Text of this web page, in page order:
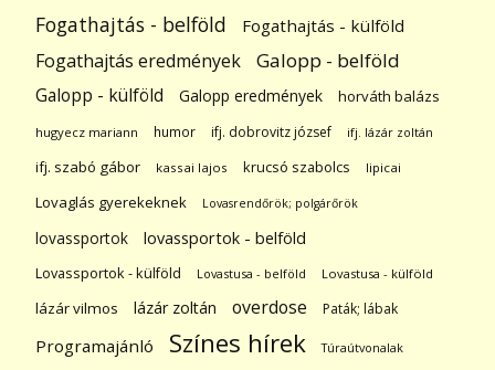
Fogathajtás - belföld Fogathajtás - külföld
Fogathajtás eredmények Galopp - belföld
Galopp - külföld Galopp eredmények horváth balázs
hugyecz mariann humor ifj. dobrovitz józsef ifj. lázár zoltán
ifj. szabó gábor kassai lajos krucsó szabolcs lipicai
Lovaglás gyerekeknek Lovasrendőrök; polgárőrök
lovassportok lovassportok - belföld
Lovassportok - külföld Lovastusa - belföld Lovastusa - külföld
lázár vilmos lázár zoltán overdose Paták; lábak
Programajánló Színes hírek Túraútvonalak